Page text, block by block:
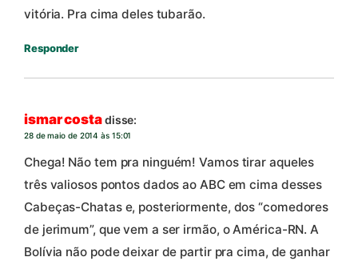
vitória. Pra cima deles tubarão.
Responder
ismar costadisse:
28 de maio de 2014 às 15:01
Chega! Não tem pra ninguém! Vamos tirar aqueles
três valiosos pontos dados ao ABC em cima desses
Cabeças-Chatas e, posteriormente, dos “comedores
de jerimum”, que vem a ser irmão, o América-RN. A
Bolívia não pode deixar de partir pra cima, de ganhar